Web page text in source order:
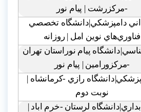
-مرکزرشت | پيام نور
دامپزشکي|دانشگاه تخصصي
فناوري‌هاي نوين امل | روزانه
پيام نوراستان تهران
-مرکزورامين | پيام نور
پزشکي|دانشگاه رازي -کرمانشاه |
نوبت دوم
لرستان -خرم اباد |